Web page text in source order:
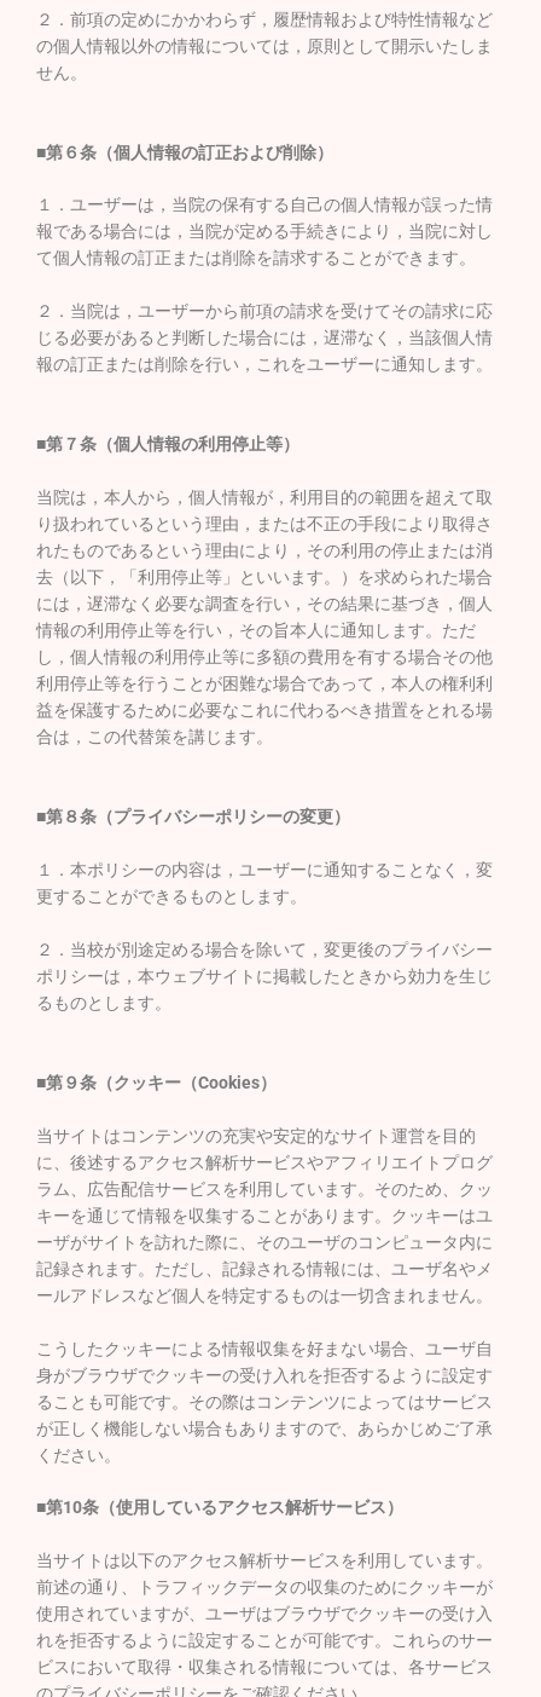
２．前項の定めにかかわらず，履歴情報および特性情報など
の個人情報以外の情報については，原則として開示いたしま
せん。
■第６条（個人情報の訂正および削除）
１．ユーザーは，当院の保有する自己の個人情報が誤った情
報である場合には，当院が定める手続きにより，当院に対し
て個人情報の訂正または削除を請求することができます。
２．当院は，ユーザーから前項の請求を受けてその請求に応
じる必要があると判断した場合には，遅滞なく，当該個人情
報の訂正または削除を行い，これをユーザーに通知します。
■第７条（個人情報の利用停止等）
当院は，本人から，個人情報が，利用目的の範囲を超えて取
り扱われているという理由，または不正の手段により取得さ
れたものであるという理由により，その利用の停止または消
去（以下，「利用停止等」といいます。）を求められた場合
には，遅滞なく必要な調査を行い，その結果に基づき，個人
情報の利用停止等を行い，その旨本人に通知します。ただ
し，個人情報の利用停止等に多額の費用を有する場合その他
利用停止等を行うことが困難な場合であって，本人の権利利
益を保護するために必要なこれに代わるべき措置をとれる場
合は，この代替策を講じます。
■第８条（プライバシーポリシーの変更）
１．本ポリシーの内容は，ユーザーに通知することなく，変
更することができるものとします。
２．当校が別途定める場合を除いて，変更後のプライバシー
ポリシーは，本ウェブサイトに掲載したときから効力を生じ
るものとします。
■第９条（クッキー（Cookies）
当サイトはコンテンツの充実や安定的なサイト運営を目的
に、後述するアクセス解析サービスやアフィリエイトプログ
ラム、広告配信サービスを利用しています。そのため、クッ
キーを通じて情報を収集することがあります。クッキーはユ
ーザがサイトを訪れた際に、そのユーザのコンピュータ内に
記録されます。ただし、記録される情報には、ユーザ名やメ
ールアドレスなど個人を特定するものは一切含まれません。
こうしたクッキーによる情報収集を好まない場合、ユーザ自
身がブラウザでクッキーの受け入れを拒否するように設定す
ることも可能です。その際はコンテンツによってはサービス
が正しく機能しない場合もありますので、あらかじめご了承
ください。
■第10条（使用しているアクセス解析サービス）
当サイトは以下のアクセス解析サービスを利用しています。
前述の通り、トラフィックデータの収集のためにクッキーが
使用されていますが、ユーザはブラウザでクッキーの受け入
れを拒否するように設定することが可能です。これらのサー
ビスにおいて取得・収集される情報については、各サービス